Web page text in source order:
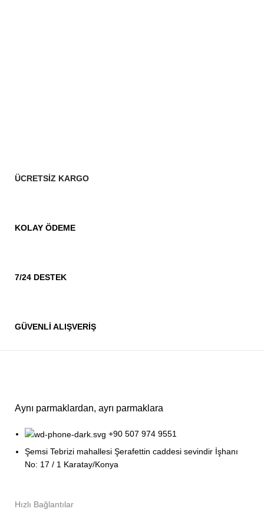
ÜCRETSİZ KARGO
KOLAY ÖDEME
7/24 DESTEK
GÜVENLİ ALIŞVERİŞ
Aynı parmaklardan, ayrı parmaklara
+90 507 974 9551
Şemsi Tebrizi mahallesi Şerafettin caddesi sevindir İşhanı
No: 17 / 1 Karatay/Konya
Hızlı Bağlantılar